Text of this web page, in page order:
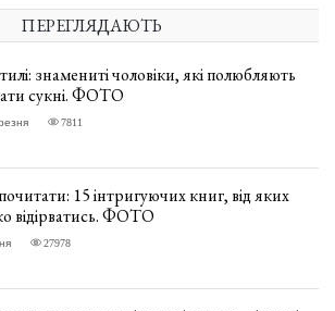
ПЕРЕГЛЯДАЮТЬ
знамениті чоловіки, які полюбляють
сукні. ФОТО
7811
15 інтригуючих книг, від яких
відірватись. ФОТО
27978